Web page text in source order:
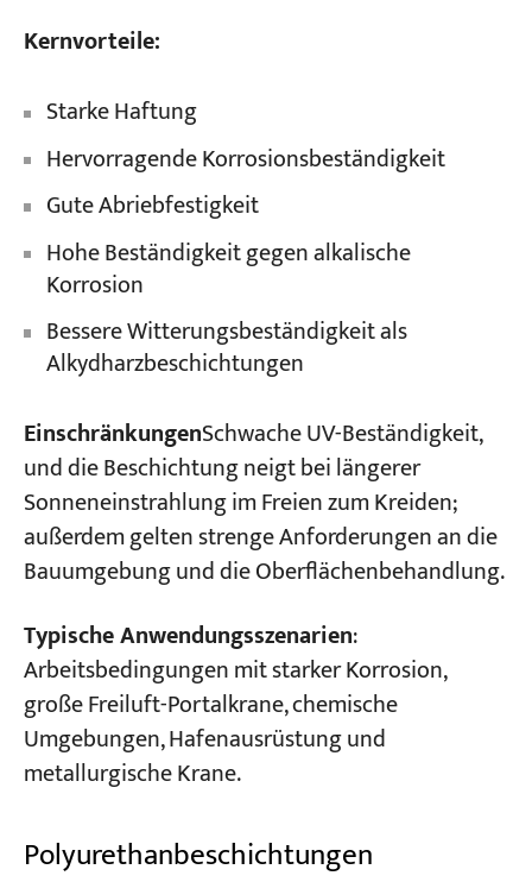
Kernvorteile:
Starke Haftung
Hervorragende Korrosionsbeständigkeit
Gute Abriebfestigkeit
Hohe Beständigkeit gegen alkalische
Korrosion
Bessere Witterungsbeständigkeit als
Alkydharzbeschichtungen
EinschränkungenSchwache UV-Beständigkeit,
und die Beschichtung neigt bei längerer
Sonneneinstrahlung im Freien zum Kreiden;
außerdem gelten strenge Anforderungen an die
Bauumgebung und die Oberflächenbehandlung.
Typische Anwendungsszenarien:
Arbeitsbedingungen mit starker Korrosion,
große Freiluft-Portalkrane, chemische
Umgebungen, Hafenausrüstung und
metallurgische Krane.
Polyurethanbeschichtungen